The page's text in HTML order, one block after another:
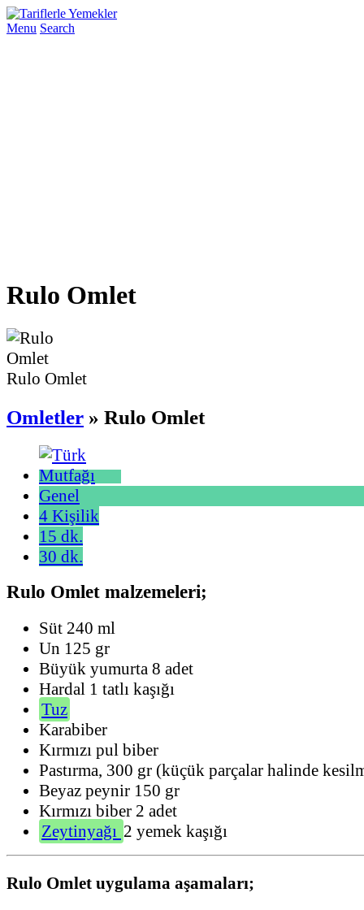
Menu Search
Rulo Omlet
Rulo Omlet
Omletler » Rulo Omlet
Genel
4 Kişilik
15 dk.
30 dk.
Rulo Omlet malzemeleri;
Süt 240 ml
Un 125 gr
Büyük yumurta 8 adet
Hardal 1 tatlı kaşığı
Tuz
Karabiber
Kırmızı pul biber
Pastırma, 300 gr (küçük parçalar halinde
Beyaz peynir 150 gr
Kırmızı biber 2 adet
Zeytinyağı 2 yemek kaşığı
Rulo Omlet uygulama aşamaları;